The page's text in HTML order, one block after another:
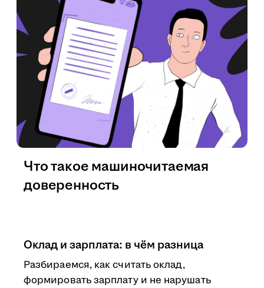
Оклад и зарплата: в чём разница
Разбираемся, как считать оклад,
формировать зарплату и не нарушать
Что такое машиночитаемая
доверенность